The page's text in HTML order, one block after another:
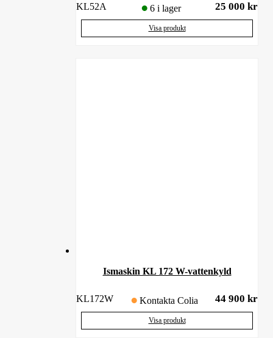
KL52A 6 i lager 25 000 kr
Visa produkt
Ismaskin KL 172 W-vattenkyld
KL172W Kontakta Colia 44 900 kr
Visa produkt